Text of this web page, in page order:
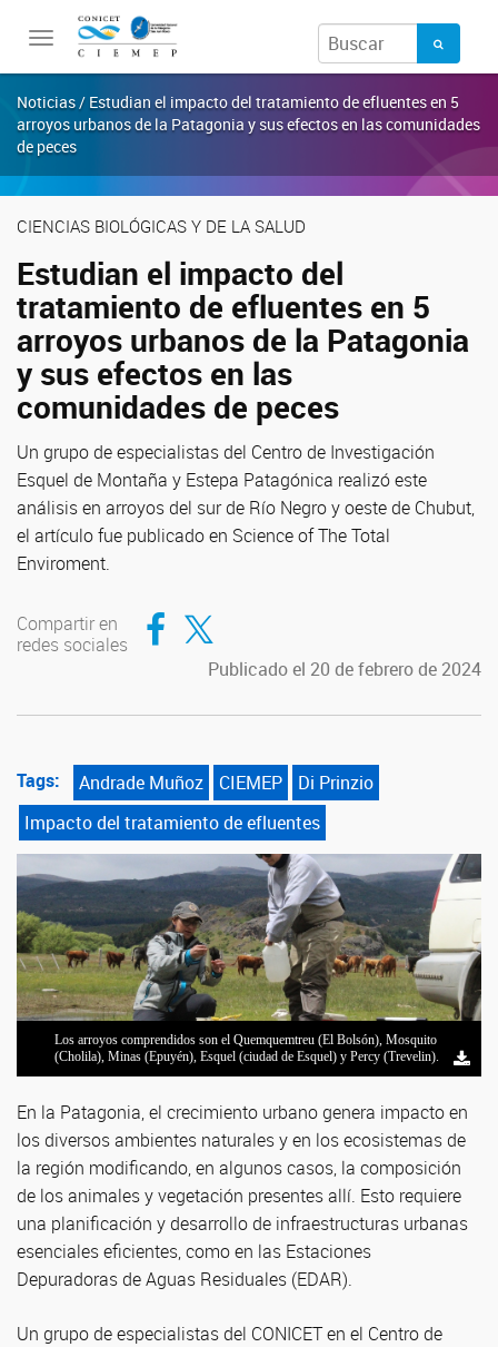
Toggle
navigation
Noticias / Estudian el impacto del tratamiento de efluentes en 5
arroyos urbanos de la Patagonia y sus efectos en las comunidades
de peces
CIENCIAS BIOLÓGICAS Y DE LA SALUD
Estudian el impacto del
tratamiento de efluentes en 5
arroyos urbanos de la Patagonia
y sus efectos en las
comunidades de peces
Un grupo de especialistas del Centro de Investigación
Esquel de Montaña y Estepa Patagónica realizó este
análisis en arroyos del sur de Río Negro y oeste de Chubut,
el artículo fue publicado en Science of The Total
Enviroment.
Compartir en
redes sociales
Compartir en Facebook
Compartir en Twitter
Publicado el 20 de febrero de 2024
Tags: Andrade Muñoz CIEMEP
Di Prinzio
Impacto del tratamiento de efluentes
Los arroyos comprendidos son el Quemquemtreu (El Bolsón), Mosquito
(Cholila), Minas (Epuyén), Esquel (ciudad de Esquel) y Percy (Trevelin).
Los arroyos comprendidos son el Quemquemtreu (El Bolsón), Mosquito
(Cholila), Minas (Epuyén), Esquel (ciudad de Esquel) y Percy (Trevelin).
Los arroyos comprendidos son el Quemquemtreu (El Bolsón), Mosquito
(Cholila), Minas (Epuyén), Esquel (ciudad de Esquel) y Percy (Trevelin).
Los arroyos comprendidos son el Quemquemtreu (El Bolsón), Mosquito
(Cholila), Minas (Epuyén), Esquel (ciudad de Esquel) y Percy (Trevelin).
Los arroyos comprendidos son el Quemquemtreu (El Bolsón), Mosquito
(Cholila), Minas (Epuyén), Esquel (ciudad de Esquel) y Percy (Trevelin).
Los arroyos comprendidos son el Quemquemtreu (El Bolsón), Mosquito
(Cholila), Minas (Epuyén), Esquel (ciudad de Esquel) y Percy (Trevelin).
En la Patagonia, el crecimiento urbano genera impacto en
los diversos ambientes naturales y en los ecosistemas de
la región modificando, en algunos casos, la composición
de los animales y vegetación presentes allí. Esto requiere
una planificación y desarrollo de infraestructuras urbanas
esenciales eficientes, como en las Estaciones
Depuradoras de Aguas Residuales (EDAR).
Un grupo de especialistas del CONICET en el Centro de